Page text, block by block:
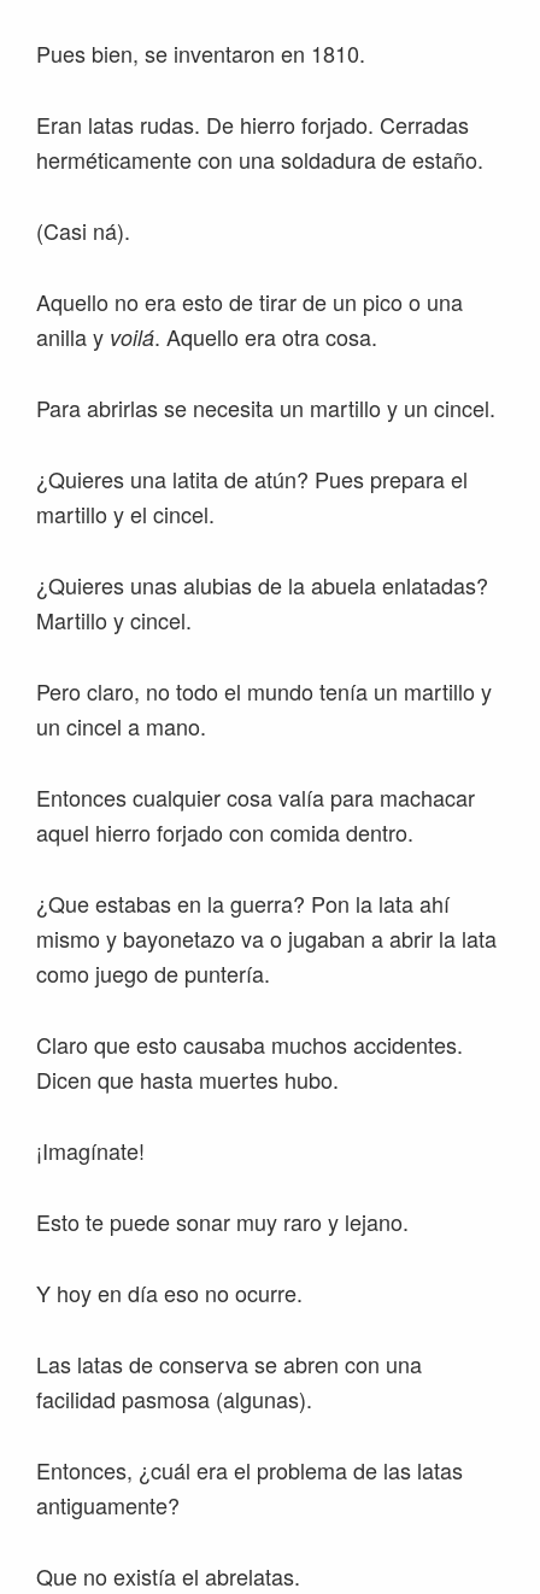
Pues bien, se inventaron en 1810.
Eran latas rudas. De hierro forjado. Cerradas
herméticamente con una soldadura de estaño.
(Casi ná).
Aquello no era esto de tirar de un pico o una
anilla y voilá. Aquello era otra cosa.
Para abrirlas se necesita un martillo y un cincel.
¿Quieres una latita de atún? Pues prepara el
martillo y el cincel.
¿Quieres unas alubias de la abuela enlatadas?
Martillo y cincel.
Pero claro, no todo el mundo tenía un martillo y
un cincel a mano.
Entonces cualquier cosa valía para machacar
aquel hierro forjado con comida dentro.
¿Que estabas en la guerra? Pon la lata ahí
mismo y bayonetazo va o jugaban a abrir la lata
como juego de puntería.
Claro que esto causaba muchos accidentes.
Dicen que hasta muertes hubo.
¡Imagínate!
Esto te puede sonar muy raro y lejano.
Y hoy en día eso no ocurre.
Las latas de conserva se abren con una
facilidad pasmosa (algunas).
Entonces, ¿cuál era el problema de las latas
antiguamente?
Que no existía el abrelatas.